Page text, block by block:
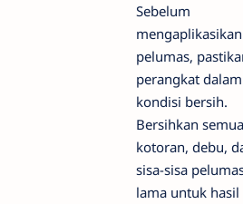
Sebelum
mengaplikasikan
pelumas,
perangkat dalam
kondisi bersih.
Bersihkan semua
kotoran, debu,
sisa-sisa
lama untuk hasil